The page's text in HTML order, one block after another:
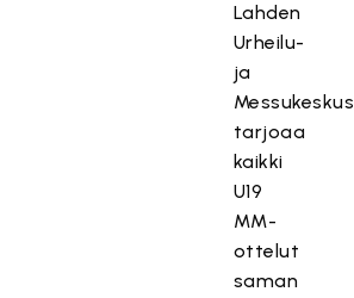
Lahden
Urheilu-
ja
Messukeskus
tarjoaa
kaikki
U19
MM-
ottelut
saman